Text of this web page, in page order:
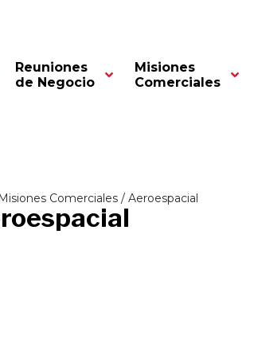
Reuniones
de Negocio
Misiones
Comerciales
Misiones Comerciales/ Aeroespacial